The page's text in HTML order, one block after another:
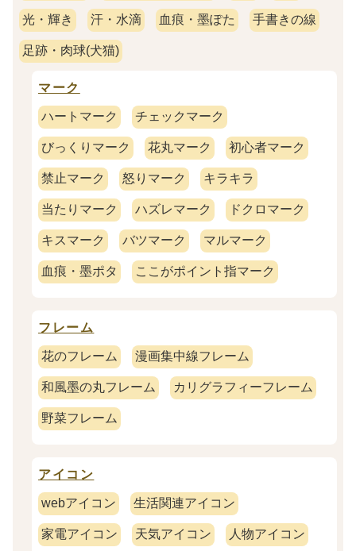
光・輝き 汗・水滴 血痕・墨ぽた 手書きの線
足跡・肉球(犬猫)
マーク
ハートマーク チェックマーク
びっくりマーク 花丸マーク 初心者マーク
禁止マーク 怒りマーク キラキラ
当たりマーク ハズレマーク ドクロマーク
キスマーク バツマーク マルマーク
血痕・墨ポタ ここがポイント指マーク
フレーム
花のフレーム 漫画集中線フレーム
和風墨の丸フレーム カリグラフィーフレーム
野菜フレーム
アイコン
webアイコン 生活関連アイコン
家電アイコン 天気アイコン 人物アイコン